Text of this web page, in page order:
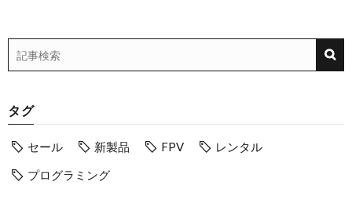
タグ
セール 新製品 FPV
レンタル
プログラミング